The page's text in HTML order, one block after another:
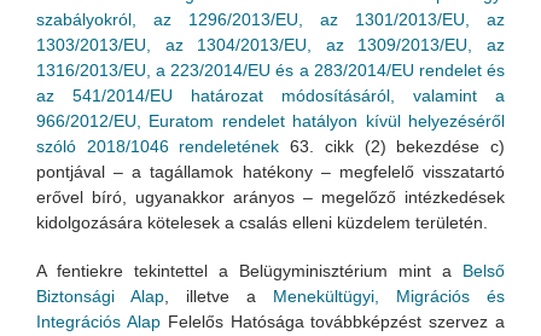
szabályokról, az 1296/2013/EU, az 1301/2013/EU, az
1303/2013/EU, az 1304/2013/EU, az 1309/2013/EU, az
1316/2013/EU, a 223/2014/EU és a 283/2014/EU rendelet és
az 541/2014/EU határozat módosításáról, valamint a
966/2012/EU, Euratom rendelet hatályon kívül helyezéséről
szóló 2018/1046 rendeletének 63. cikk (2) bekezdése c)
pontjával – a tagállamok hatékony – megfelelő visszatartó
erővel bíró, ugyanakkor arányos – megelőző intézkedések
kidolgozására kötelesek a csalás elleni küzdelem területén.
A fentiekre tekintettel a Belügyminisztérium mint a Belső
Biztonsági Alap , illetve a Menekültügyi, Migrációs és
Integrációs AlapFelelős Hatósága továbbképzést szervez a